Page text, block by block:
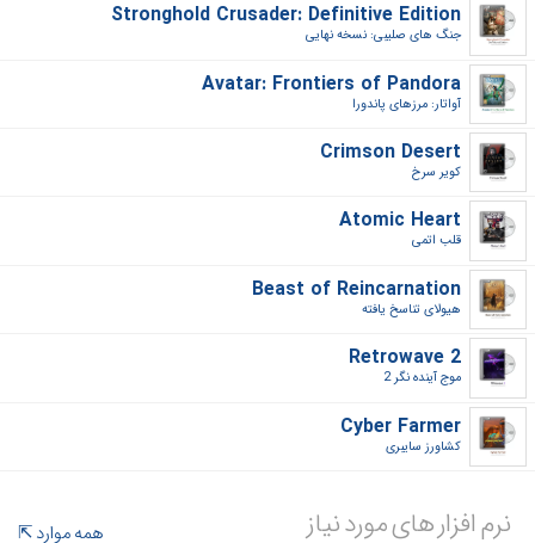
Stronghold Crusader: Definitive Edition
جنگ های صلیبی: نسخه نهایی‎
Avatar: Frontiers of Pandora
آواتار: مرزهای پاندورا‎
Crimson Desert
کویر سرخ‎
Atomic Heart
قلب اتمی‎
Beast of Reincarnation
هیولای تناسخ یافته‎
Retrowave 2
موج آینده نگر 2‎
Cyber Farmer
کشاورز سایبری‎
نرم افزار های مورد نیاز
همه موارد